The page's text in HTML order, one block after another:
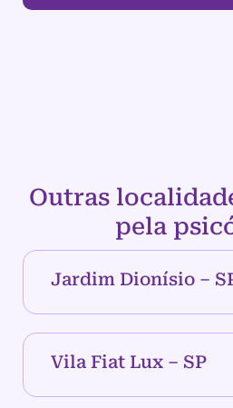
Outras
pela
Jardim Dionísio –
Vila Fiat Lux – SP